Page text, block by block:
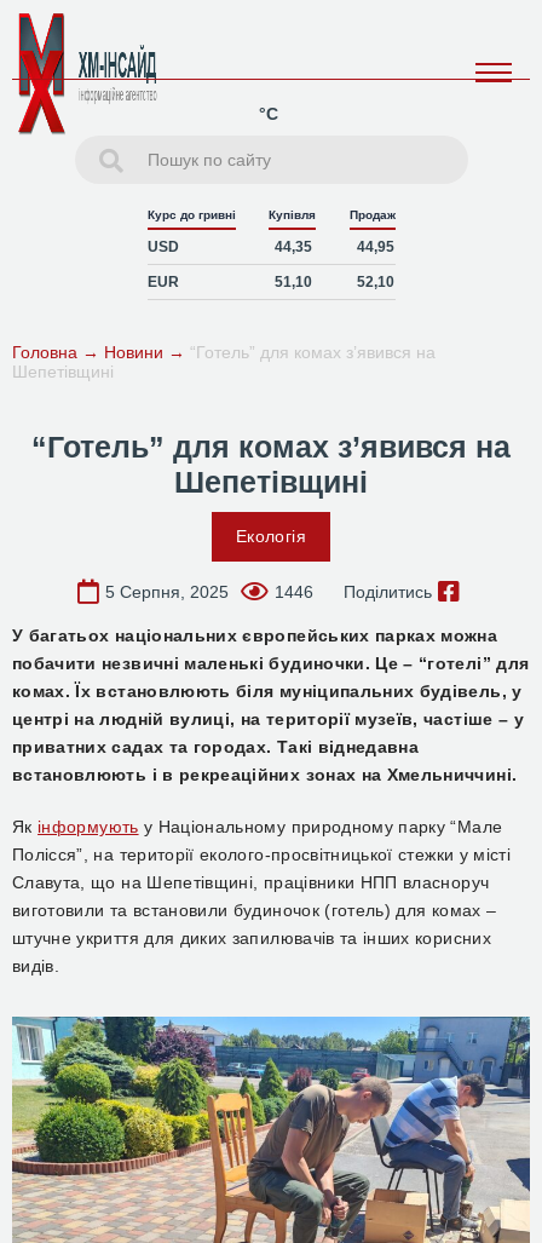
°C
Курс до гривні Купівля Продаж
USD 44,35 44,95
EUR 51,10 52,10
Головна → Новини → “Готель” для комах з’явився на
Шепетівщині
“Готель” для комах з’явився на
Шепетівщині
Екологія
5 Серпня, 2025 1446 Поділитись
У багатьох національних європейських парках можна
побачити незвичні маленькі будиночки. Це – “готелі” для
комах. Їх встановлюють біля муніципальних будівель, у
центрі на людній вулиці, на території музеїв, частіше – у
приватних садах та городах. Такі віднедавна
встановлюють і в рекреаційних зонах на Хмельниччині.
Як інформують у Національному природному парку “Мале
Полісся”, на території еколого-просвітницької стежки у місті
Славута, що на Шепетівщині, працівники НПП власноруч
виготовили та встановили будиночок (готель) для комах –
штучне укриття для диких запилювачів та інших корисних
видів.